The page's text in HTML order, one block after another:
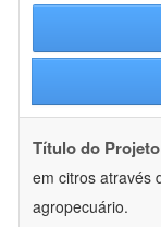
Título do
em citros através
agropecuário.